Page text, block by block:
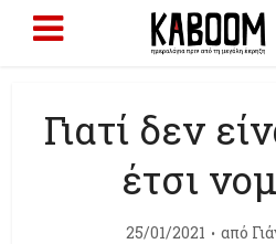
Γιατί δεν
έτσι
25/01/2021 από